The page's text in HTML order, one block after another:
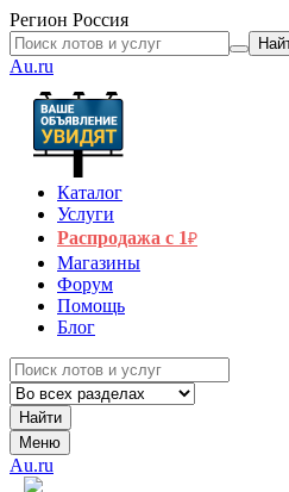
Регион Россия
Au.ru
Каталог
Услуги
Распродажа с 1₽
Магазины
Форум
Помощь
Блог
Найти
Меню
Au.ru